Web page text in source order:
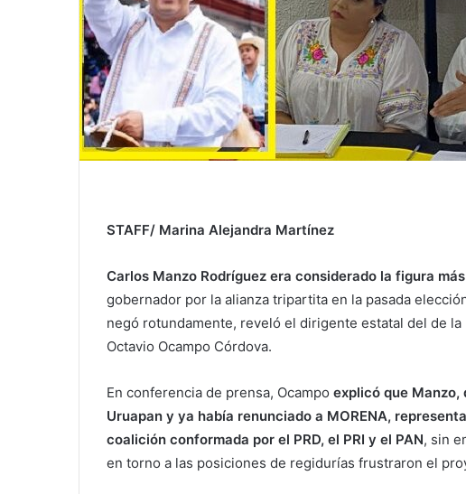
STAFF/ Marina Alejandra Martínez
Carlos Manzo Rodríguez era considerado la figura
gobernador por la alianza tripartita en la pasada
negó rotundamente, reveló el dirigente estatal del de
Octavio Ocampo Córdova.
En conferencia de prensa, Ocampo explicó que
Uruapan y ya había renunciado a MORENA,
coalición conformada por el PRD, el PRI y el PAN, sin
en torno a las posiciones de regidurías frustraron el